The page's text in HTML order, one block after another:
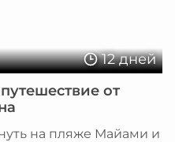
12 дней
от
на пляже Майами и